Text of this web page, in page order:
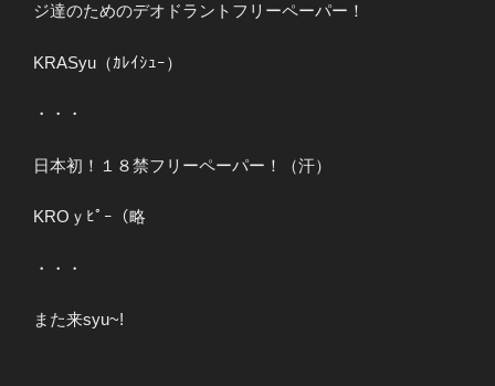
ジ達のためのデオドラントフリーペーパー！
KRASyu（ｶﾚｲｼｭｰ）
・・・
日本初！１８禁フリーペーパー！（汗）
KROｙﾋﾟｰ（略
・・・
また来syu~!